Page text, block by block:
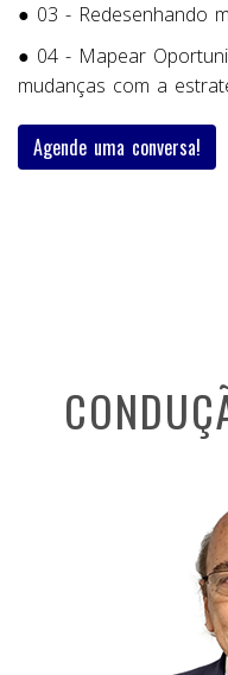
● 03 - Redesenhando
● 04 - Mapear
mudanças com a
Agende uma conversa!